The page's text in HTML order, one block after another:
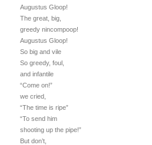
Augustus Gloop!
The great, big,
greedy nincompoop!
Augustus Gloop!
So big and vile
So greedy, foul,
and infantile
“Come on!”
we cried,
“The time is ripe”
“To send him
shooting up the pipe!”
But don’t,